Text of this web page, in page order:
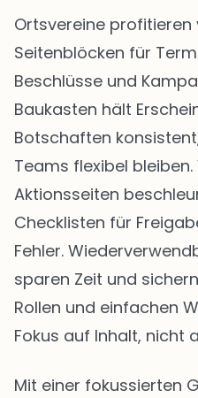
Ortsvereine
Seitenblöcken für
Beschlüsse und
Baukasten hält
Botschaften
Teams flexibel
Aktionsseiten
Checklisten für
Fehler.
sparen Zeit und
Rollen und einfachen
Fokus auf Inhalt, nicht
Mit einer fokussierten